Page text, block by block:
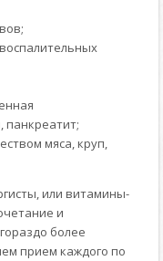
панкреатит;
мяса, круп,
или витамины-
и
более
прием каждого по